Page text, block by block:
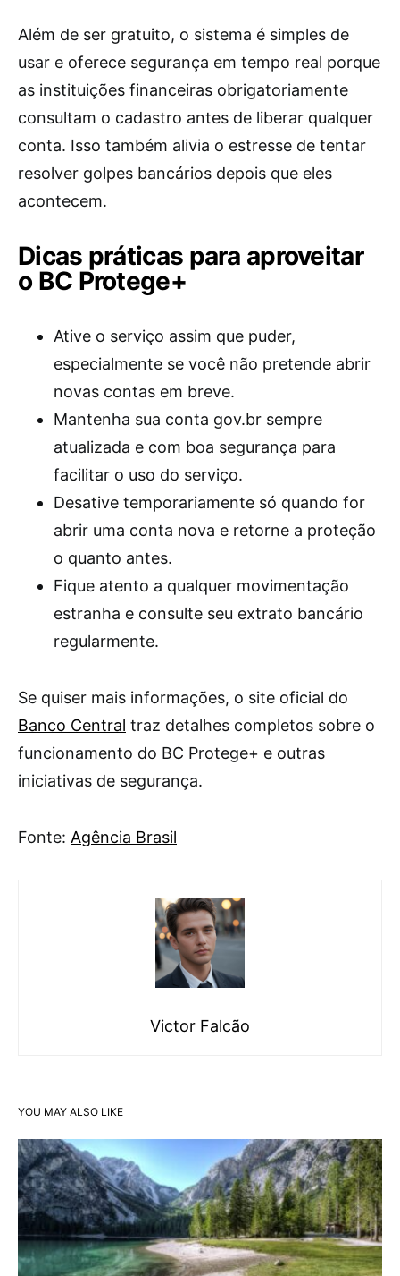
Além de ser gratuito, o sistema é simples de
usar e oferece segurança em tempo real porque
as instituições financeiras obrigatoriamente
consultam o cadastro antes de liberar qualquer
conta. Isso também alivia o estresse de tentar
resolver golpes bancários depois que eles
acontecem.
Dicas práticas para aproveitar
o BC Protege+
Ative o serviço assim que puder,
especialmente se você não pretende abrir
novas contas em breve.
Mantenha sua conta gov.br sempre
atualizada e com boa segurança para
facilitar o uso do serviço.
Desative temporariamente só quando for
abrir uma conta nova e retorne a proteção
o quanto antes.
Fique atento a qualquer movimentação
estranha e consulte seu extrato bancário
regularmente.
Se quiser mais informações, o site oficial do
Banco Central traz detalhes completos sobre o
funcionamento do BC Protege+ e outras
iniciativas de segurança.
Fonte: Agência Brasil
Victor Falcão
YOU MAY ALSO LIKE